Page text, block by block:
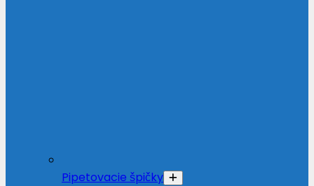
Pipetovacie špičky